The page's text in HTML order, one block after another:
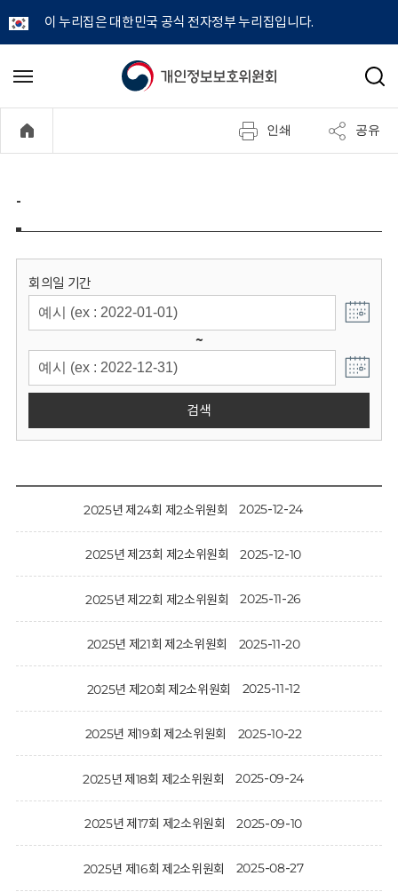
이 누리집은 대한민국 공식 전자정부 누리집입니다.
개
정
보
위
원
회
메
기
검
인쇄 공유
-
회의일 기간
~
검색
2025년 제24회 제2소위원회 2025-12-24
2025년 제23회 제2소위원회 2025-12-10
2025년 제22회 제2소위원회 2025-11-26
2025년 제21회 제2소위원회 2025-11-20
2025년 제20회 제2소위원회 2025-11-12
2025년 제19회 제2소위원회 2025-10-22
2025년 제18회 제2소위원회 2025-09-24
2025년 제17회 제2소위원회 2025-09-10
2025년 제16회 제2소위원회 2025-08-27